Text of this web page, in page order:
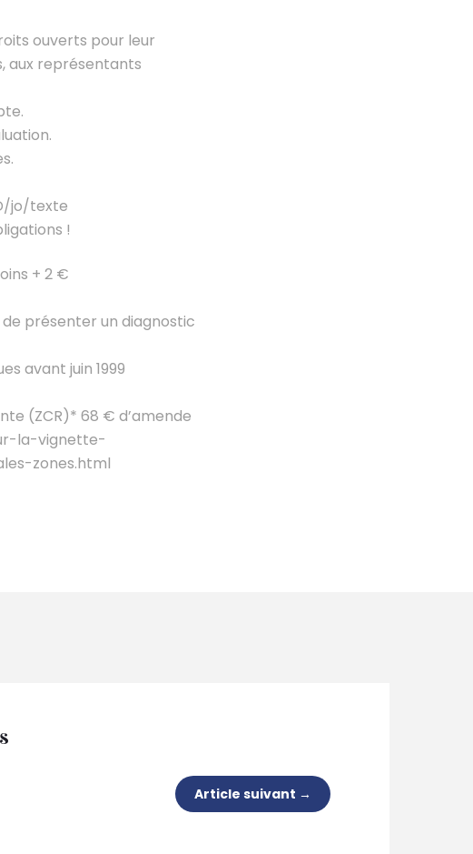
ouverts pour leur
aux représentants
jo/texte
!
+ 2 €
présenter un diagnostic
avant juin 1999
(ZCR)* 68 € d’amende
la-vignette-
zones.html
Article suivant →